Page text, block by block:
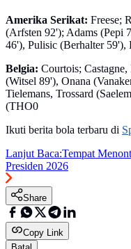
Amerika Serikat: Freese;
(Arfsten 92'); Adams (Pepi
46'), Pulisic (Berhalter
Belgia: Courtois;
(Witsel 89'), Onana
Tielemans, Trossard
(THO0
Ikuti berita bola terbaru di
Lanjut Baca:Tempat
Presiden 2026
Share
Copy Link